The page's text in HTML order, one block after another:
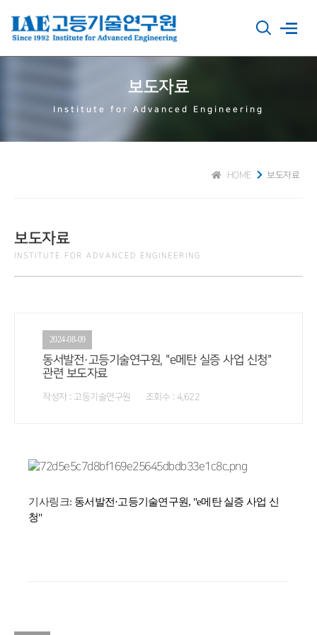
보도자료
Institute for Advanced Engineering
보도자료
HOME
보도자료
INSTITUTE FOR ADVANCED ENGINEERING
2024-08-09
동서발전·고등기술연구원, "e메탄 실증 사업 신청"
관련 보도자료
작성자 : 고등기술연구원 조회수 : 4,622
기사링크: 동서발전·고등기술연구원, "e메탄 실증 사업 신
청"